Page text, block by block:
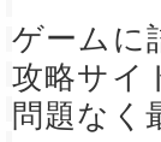
ゲームに
攻略サイ
問題なく